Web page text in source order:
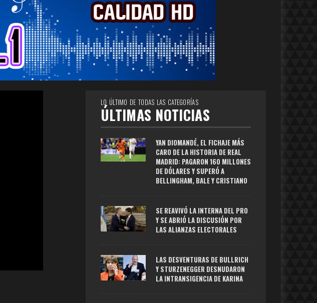
LO ÚLTIMO DE TODAS LAS CATEGORÍAS
ÚLTIMAS NOTICIAS
YAN DIOMANDÉ, EL FICHAJE MÁS
CARO DE LA HISTORIA DE REAL
MADRID: PAGARON 160 MILLONES
DE DÓLARES Y SUPERÓ A
BELLINGHAM, BALE Y CRISTIANO
SE REAVIVÓ LA INTERNA DEL PRO
Y SE ABRIÓ LA DISCUSIÓN POR
LAS ALIANZAS ELECTORALES
LAS DESVENTURAS DE BULLRICH
Y STURZENEGGER DESNUDARON
LA INTRANSIGENCIA DE KARINA